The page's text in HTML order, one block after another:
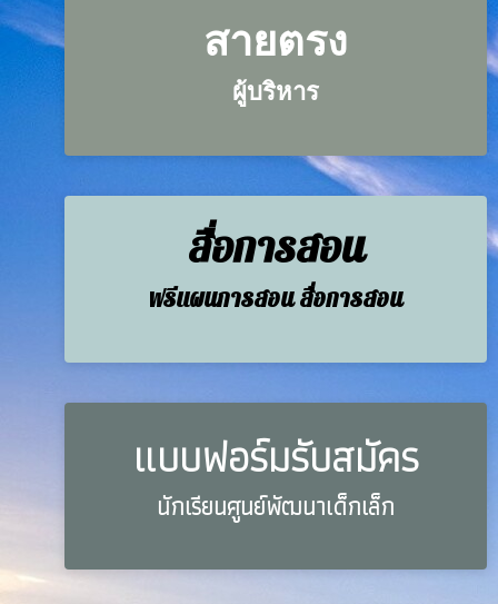
สายตรง
ผู้บริหาร
สื่อการสอน
ฟรีแผนการสอน สื่อการสอน
แบบฟอร์มรับสมัคร
นักเรียนศูนย์พัฒนาเด็กเล็ก